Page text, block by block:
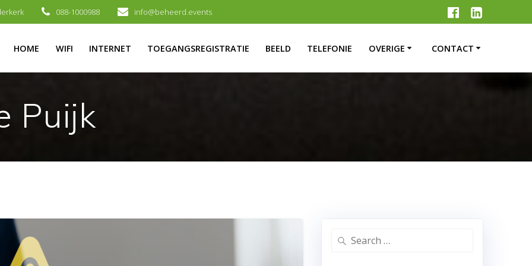
088-1000988 info@beheerd.events
HOME WIFI INTERNET TOEGANGSREGISTRATIE BEELD TELEFONIE OVERIGE CONTACT
Puijk
Search